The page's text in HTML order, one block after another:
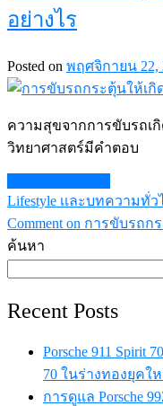
อย่างไร
Posted on พฤศจิกายน 22,
ความสุขจากการขับรถเ
วิทยาศาสตร์มีคำตอบ
Lifestyle เเละบทความทั่ว
Comment on การขับรถก
ค้นหา
Recent Posts
Porsche 911
70 ในร่างทองยุคใ
การดูแล Porsche